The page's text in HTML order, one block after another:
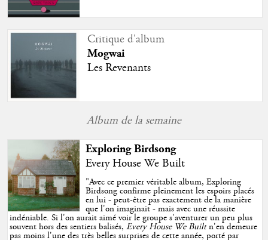
Critique d'album
Mogwai
Les Revenants
Album de la semaine
Exploring Birdsong
Every House We Built
"Avec ce premier véritable album, Exploring
Birdsong confirme pleinement les espoirs placés
en lui - peut-être pas exactement de la manière
que l'on imaginait - mais avec une réussite
indéniable. Si l'on aurait aimé voir le groupe s'aventurer un peu plus
souvent hors des sentiers balisés,Every House We Builtn'en demeure
pas moins l'une des très belles surprises de cette année, porté par